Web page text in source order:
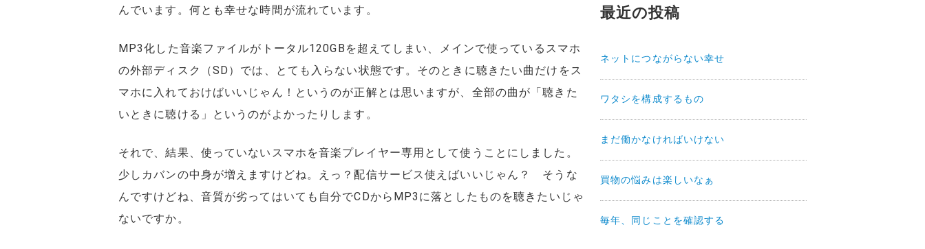
んでいます。何とも幸せな時間が流れています。
MP3化した音楽ファイルがトータル120GBを超えてしまい、メインで使っているスマホ
の外部ディスク（SD）では、とても入らない状態です。そのときに聴きたい曲だけをス
マホに入れておけばいいじゃん！というのが正解とは思いますが、全部の曲が「聴きた
いときに聴ける」というのがよかったりします。
それで、結果、使っていないスマホを音楽プレイヤー専用として使うことにしました。
少しカバンの中身が増えますけどね。えっ？配信サービス使えばいいじゃん？ そうな
んですけどね、音質が劣ってはいても自分でCDからMP3に落としたものを聴きたいじゃ
ないですか。
最近の投稿
ネットにつながらない幸せ
ワタシを構成するもの
まだ働かなければいけない
買物の悩みは楽しいなぁ
毎年、同じことを確認する